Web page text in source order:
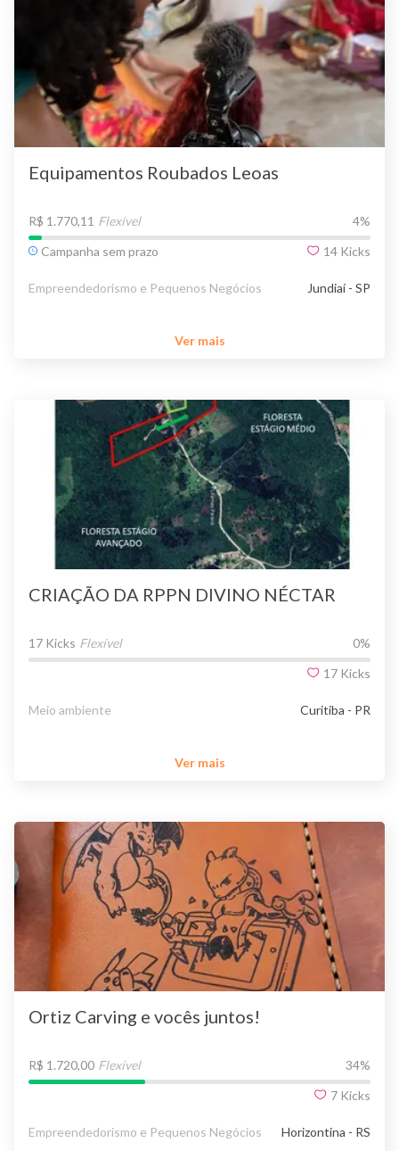
Equipamentos Roubados Leoas
R$ 1.770,11 Flexível 4%
Campanha sem prazo
14 Kicks
Empreendedorismo e Pequenos Negócios Jundiaí - SP
Ver mais
CRIAÇÃO DA RPPN DIVINO NÉCTAR
17 Kicks Flexível 0%
17 Kicks
Meio ambiente Curitiba - PR
Ver mais
Ortiz Carving e vocês juntos!
R$ 1.720,00 Flexível 34%
7 Kicks
Empreendedorismo e Pequenos Negócios Horizontina - RS